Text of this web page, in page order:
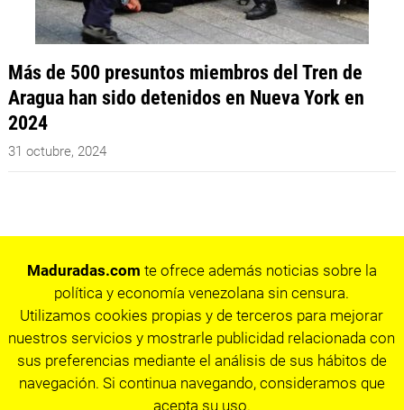
Más de 500 presuntos miembros del Tren de
Aragua han sido detenidos en Nueva York en
2024
31 octubre, 2024
Maduradas.com te ofrece además noticias sobre la
política y economía venezolana sin censura.
Utilizamos cookies propias y de terceros para mejorar
nuestros servicios y mostrarle publicidad relacionada con
sus preferencias mediante el análisis de sus hábitos de
navegación. Si continua navegando, consideramos que
acepta su uso.